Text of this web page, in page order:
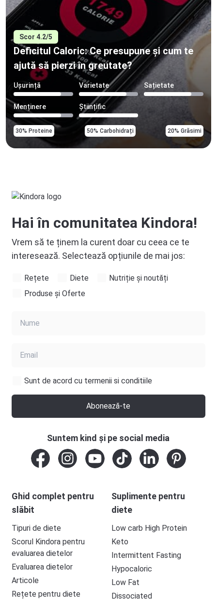
Scor 4.2/5
Deficitul Caloric: Ce presupune și cum te
ajută să pierzi în greutate?
Ușurință Varietate Sațietate
Menținere Științific
30% Proteine 50% Carbohidrați 20% Grăsimi
Hai în comunitatea Kindora!
Vrem să te ținem la curent doar cu ceea ce te
interesează. Selectează opțiunile de mai jos:
Rețete Diete
Nutriție și noutăți
Produse și Oferte
Sunt de acord cu termenii si conditiile
Abonează-te
Ghid complet pentru
slăbit
Tipuri de diete
Scorul Kindora pentru
evaluarea dietelor
Evaluarea dietelor
Articole
Rețete pentru diete
Suplimente pentru
diete
Low carb High Protein
Keto
Intermittent Fasting
Hypocaloric
Low Fat
Dissociated
Suntem kind și pe social media